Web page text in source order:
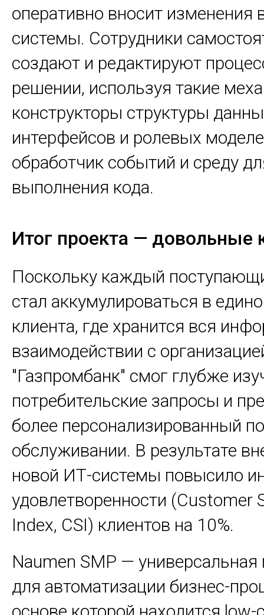
оперативно вносит изменения
системы. Сотрудники
создают и редактируют
решении, используя такие
конструкторы структуры
интерфейсов и ролевых
обработчик событий и среду
выполнения кода.
Итог проекта — довольные
Поскольку каждый
стал аккумулироваться в
клиента, где хранится вся
взаимодействии с
"Газпромбанк" смог глубже
потребительские запросы и
более персонализированный
обслуживании. В результате
новой ИТ-системы повысило
удовлетворенности (Customer
Index, CSI) клиентов на 10%.
Naumen SMP —
для автоматизации бизнес-